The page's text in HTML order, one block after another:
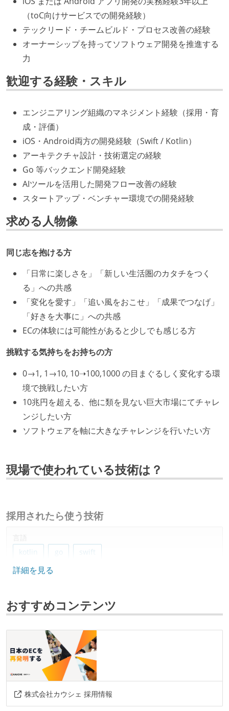
（toC向けサービスでの開発経験）
テックリード・チームビルド・プロセス改善の経験
オーナーシップを持ってソフトウェア開発を推進する
力
歓迎する経験・スキル
エンジニアリング組織のマネジメント経験（採用・育
成・評価）
iOS・Android両方の開発経験（Swift / Kotlin）
アーキテクチャ設計・技術選定の経験
Go 等バックエンド開発経験
AIツールを活用した開発フロー改善の経験
スタートアップ・ベンチャー環境での開発経験
求める人物像
同じ志を抱ける方
「日常に楽しさを」「新しい生活圏のカタチをつく
る」への共感
「変化を愛す」「追い風をおこせ」「成果でつなげ」
「好きを大事に」への共感
ECの体験には可能性があると少しでも感じる方
挑戦する気持ちをお持ちの方
0→1, 1→10, 10➝100,1000 の目まぐるしく変化する環
境で挑戦したい方
10兆円を超える、他に類を見ない巨大市場にてチャレ
ンジしたい方
ソフトウェアを軸に大きなチャレンジを行いたい方
現場で使われている技術は？
採用されたら使う技術
言語
kotlin
go swift
データベース
プロジェクト管理
github
情報共有ツール
slack
AIツール
codex
claude
詳細を見る
おすすめコンテンツ
株式会社カウシェ 採用情報